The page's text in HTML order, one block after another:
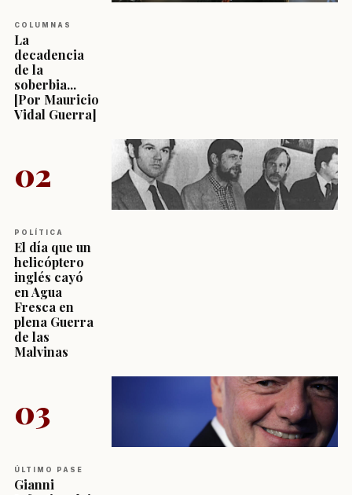
COLUMNAS
La
decadencia
de la
soberbia...
[Por Mauricio
Vidal Guerra]
02
POLÍTICA
El día que un
helicóptero
inglés cayó
en Agua
Fresca en
plena Guerra
de las
Malvinas
03
ÚLTIMO PASE
Gianni